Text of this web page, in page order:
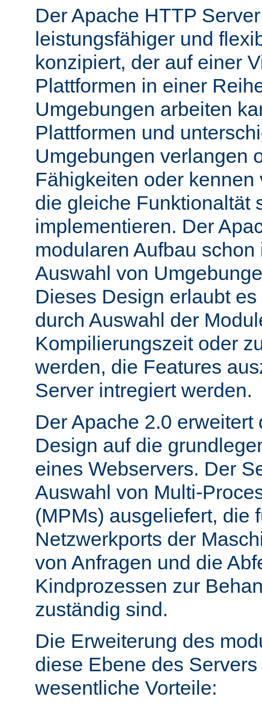
Der Apache HTTP
leistungsfähiger und
konzipiert, der auf einer
Plattformen in einer
Umgebungen arbeiten
Plattformen und
Umgebungen verlangen
Fähigkeiten oder
die gleiche Funktionaltät
implementieren. Der
modularen Aufbau
Auswahl von
Dieses Design erlaubt
durch Auswahl der
Kompilierungszeit oder
werden, die Features
Server intregiert werden.
Der Apache 2.0
Design auf die
eines Webservers. Der
Auswahl von Multi-
(MPMs) ausgeliefert, die
Netzwerkports der
von Anfragen und die
Kindprozessen zur
zuständig sind.
Die Erweiterung des
diese Ebene des
wesentliche Vorteile: